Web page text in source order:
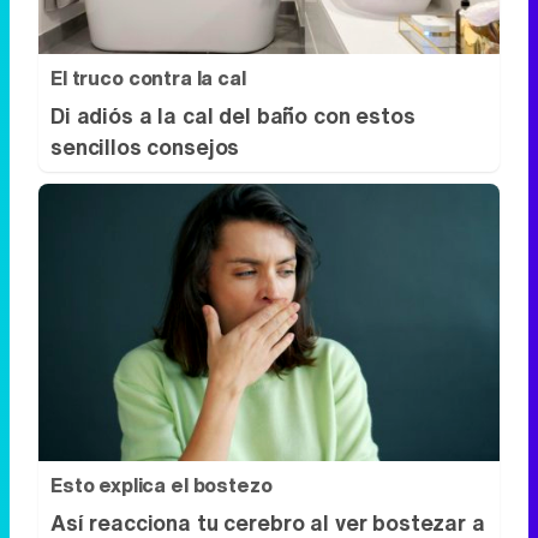
El truco contra la cal
Di adiós a la cal del baño con estos
sencillos consejos
Esto explica el bostezo
Así reacciona tu cerebro al ver bostezar a